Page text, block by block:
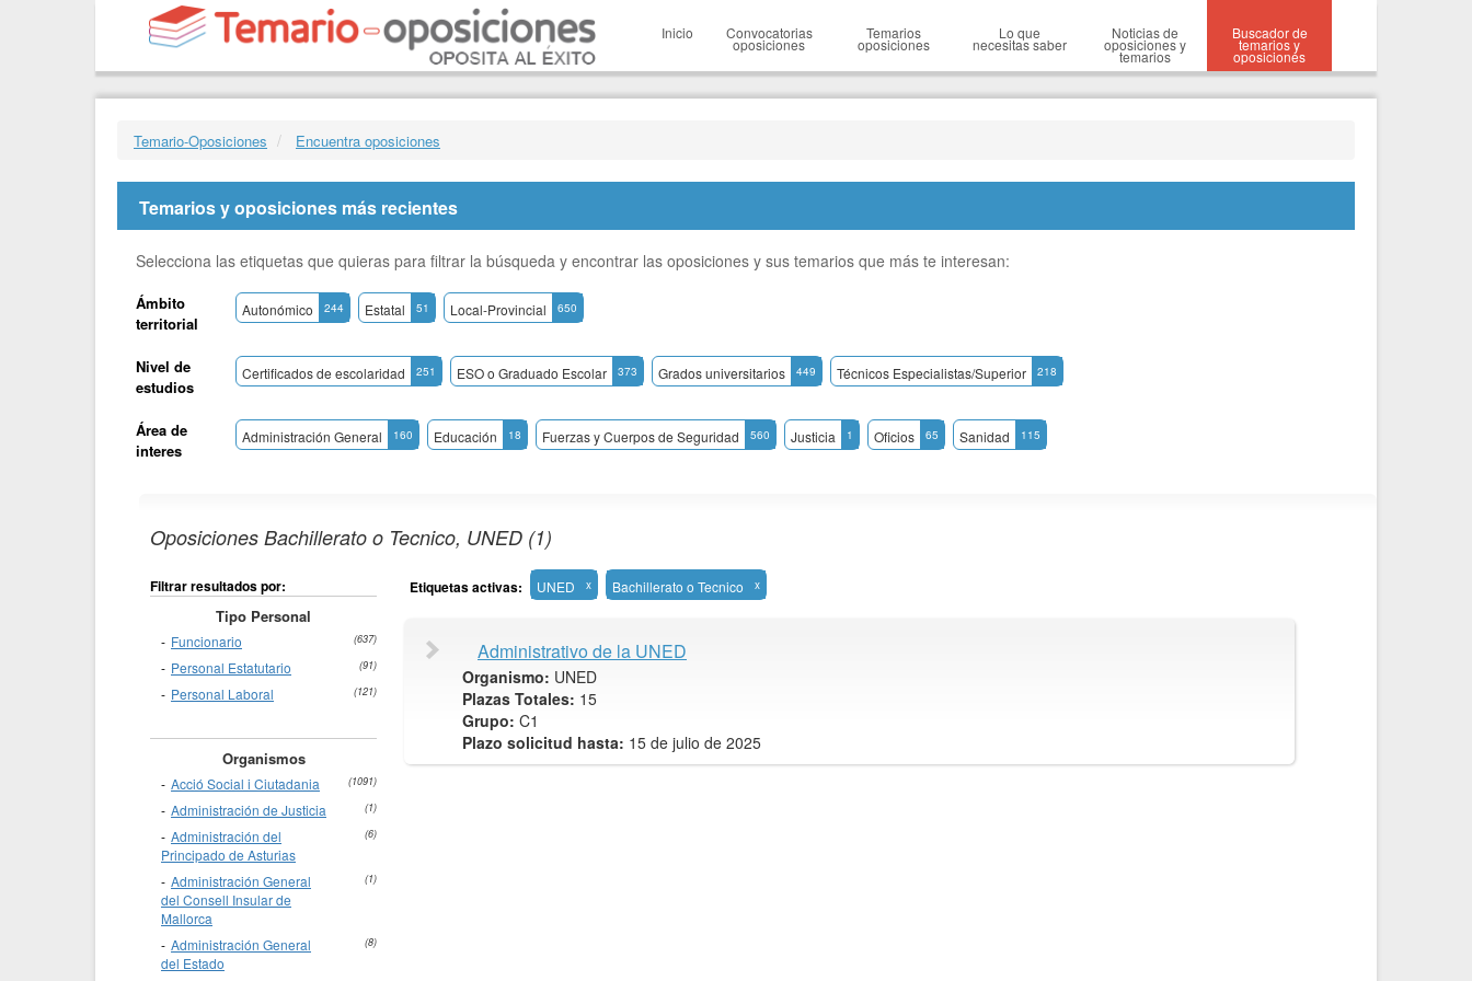
Inicio Convocatorias
oposiciones
Temarios
oposiciones
Lo que
necesitas saber
Noticias de
oposiciones y
temarios
Buscador de
temarios y
oposiciones
Temario-Oposiciones Encuentra oposiciones
Temarios y oposiciones más recientes
Selecciona las etiquetas que quieras para filtrar la búsqueda y encontrar las oposiciones y sus temarios que más te interesan:
Ámbito
territorial
Autonómico 244 Estatal 51 Local-Provincial 650
Nivel de
estudios
Certificados de escolaridad 251 ESO o Graduado Escolar 373 Grados universitarios 449 Técnicos Especialistas/Superior 218
Área de
interes
Administración General 160 Educación 18 Fuerzas y Cuerpos de Seguridad 560 Justicia 1 Oficios 65 Sanidad 115
Oposiciones Bachillerato o Tecnico, UNED (1)
Filtrar resultados por:
Tipo Personal
Funcionario (637)
Personal Estatutario (91)
Personal Laboral (121)
Organismos
Acció Social i Ciutadania (1091)
Administración de Justicia (1)
Administración del
Principado de Asturias
(6)
Administración General
del Consell Insular de
Mallorca
(1)
Administración General
del Estado
(8)
Etiquetas activas: UNED x Bachillerato o Tecnico x
Administrativo de la UNED
Organismo: UNED
Plazas Totales: 15
Grupo: C1
Plazo solicitud hasta: 15 de julio de 2025